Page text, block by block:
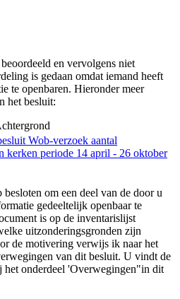
en vervolgens niet
is gedaan omdat iemand heeft
te openbaren. Hieronder meer
het besluit:
Wob-verzoek aantal
kerken periode 14 april - 26 oktober
om een deel van de door u
gedeeltelijk openbaar te
is op de inventarislijst
uitzonderingsgronden zijn
de motivering verwijs ik naar het
van dit besluit. U vindt de
het onderdeel 'Overwegingen"in dit